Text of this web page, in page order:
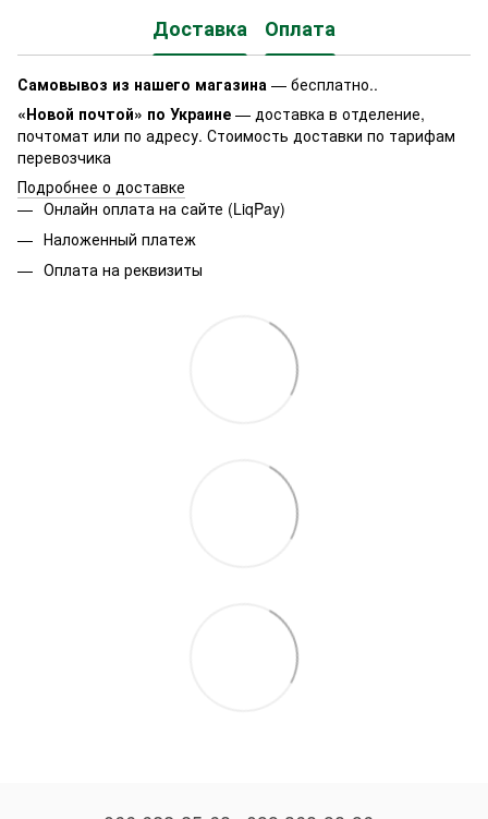
Доставка Оплата
Самовывоз из нашего магазина — бесплатно..
«Новой почтой» по Украине — доставка в отделение,
почтомат или по адресу. Стоимость доставки по тарифам
перевозчика
Подробнее о доставке
Онлайн оплата на сайте (LiqPay)
Наложенный платеж
Оплата на реквизиты